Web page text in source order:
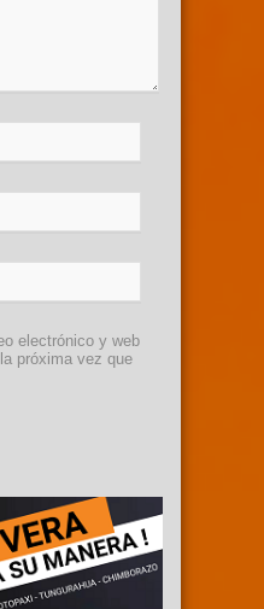
electrónico y web
próxima vez que